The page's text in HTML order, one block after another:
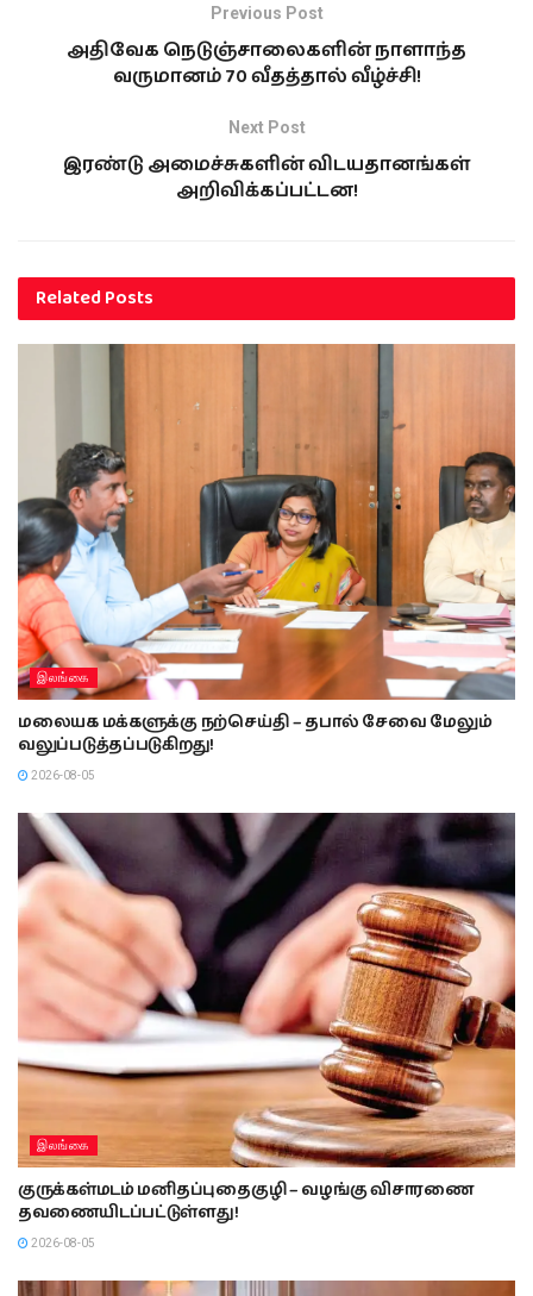
Previous Post
அதிவேக நெடுஞ்சாலைகளின் நாளாந்த
வருமானம் 70 வீதத்தால் வீழ்ச்சி!
Next Post
இரண்டு அமைச்சுகளின் விடயதானங்கள்
அறிவிக்கப்பட்டன!
RelatedPosts
இலங்கை
மலையக மக்களுக்கு நற்செய்தி – தபால் சேவை மேலும்
வலுப்படுத்தப்படுகிறது!
2026-08-05
இலங்கை
குருக்கள்மடம் மனிதப்புதைகுழி – வழங்கு விசாரணை
தவணையிடப்பட்டுள்ளது!
2026-08-05